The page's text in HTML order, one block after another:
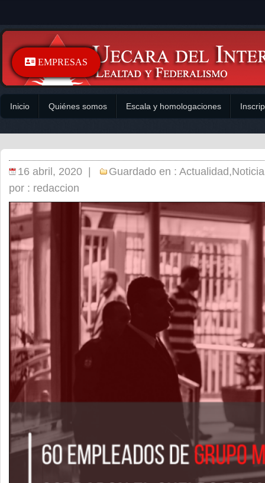
Inicio Quiénes somos Escala y homologaciones
16 abril, 2020 | Guardado en : Actualidad,
por : redaccion
EMPRESAS